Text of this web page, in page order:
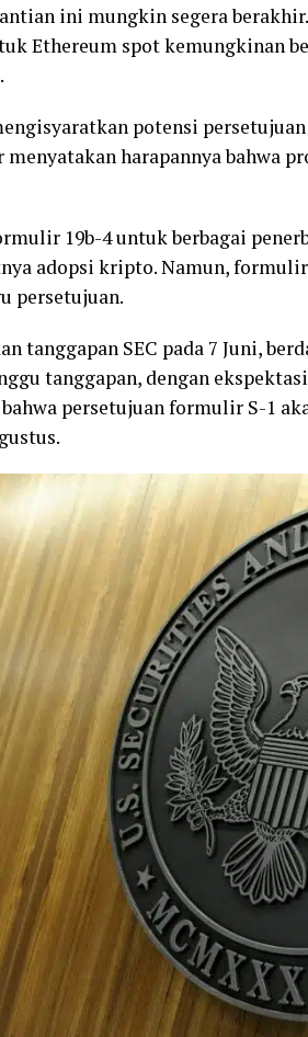
ini mungkin segera
Ethereum spot kemungkinan
potensi
harapannya bahwa
19b-4 untuk berbagai
adopsi kripto. Namun,
persetujuan.
tanggapan SEC pada 7 Juni,
tanggapan, dengan
persetujuan formulir S-1